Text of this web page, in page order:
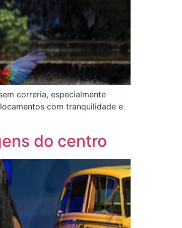
correria, especialmente
com tranquilidade e
do centro